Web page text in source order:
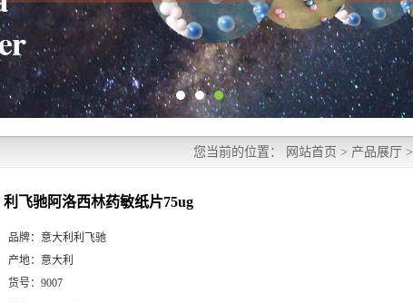
您当前的位置： 网站首页 > 产品展厅 >
利飞驰阿洛西林药敏纸片75ug
品牌： 意大利利飞驰
产地： 意大利
货号： 9007